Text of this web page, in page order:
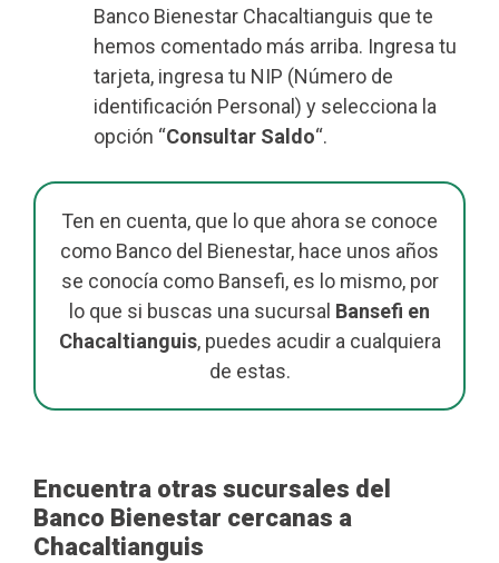
Banco Bienestar Chacaltianguis que te
hemos comentado más arriba. Ingresa tu
tarjeta, ingresa tu NIP (Número de
identificación Personal) y selecciona la
opción “Consultar Saldo“.
Ten en cuenta, que lo que ahora se conoce
como Banco del Bienestar, hace unos años
se conocía como Bansefi, es lo mismo, por
lo que si buscas una sucursal Bansefi en
Chacaltianguis, puedes acudir a cualquiera
de estas.
Encuentra otras sucursales del
Banco Bienestar cercanas a
Chacaltianguis